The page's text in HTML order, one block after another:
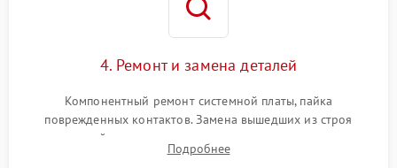
4. Ремонт и замена деталей
Компонентный ремонт системной платы, пайка
поврежденных контактов. Замена вышедших из строя
двигателей, изношенного аккумулятора, неисправного
лидара или помпы подачи воды. Восстановление шлейфов и
Подробнее